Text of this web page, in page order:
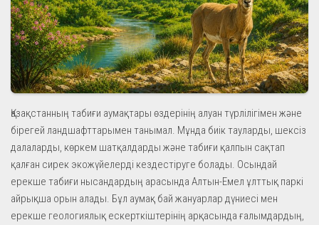
Қазақстанның табиғи аумақтары өздерінің алуан түрлілігімен және
бірегей ландшафттарымен танымал. Мұнда биік тауларды, шексіз
далаларды, көркем шатқалдарды және табиғи қалпын сақтап
қалған сирек экожүйелерді кездестіруге болады. Осындай
ерекше табиғи нысандардың арасында Алтын-Емел ұлттық паркі
айрықша орын алады. Бұл аумақ бай жануарлар дүниесі мен
ерекше геологиялық ескерткіштерінің арқасында ғалымдардың,